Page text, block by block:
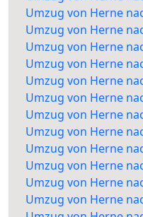
Umzug von Herne
Umzug von Herne
Umzug von Herne
Umzug von Herne
Umzug von Herne
Umzug von Herne
Umzug von Herne
Umzug von Herne
Umzug von Herne
Umzug von Herne
Umzug von Herne
Umzug von Herne